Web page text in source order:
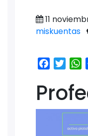
11
miskuentas